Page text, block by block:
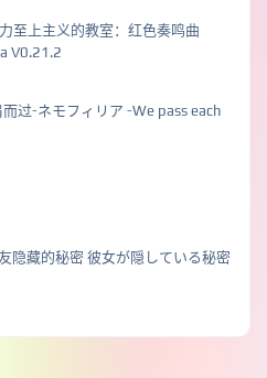
至上主义的教室：红色奏鸣曲
V0.21.2
过-ネモフィリア -We pass each
隐藏的秘密 彼女が隠している秘密